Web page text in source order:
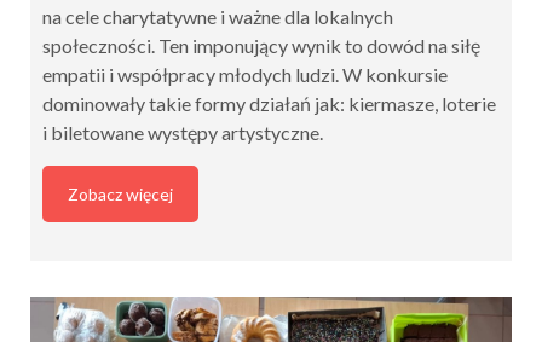
na cele charytatywne i ważne dla lokalnych
społeczności. Ten imponujący wynik to dowód na siłę
empatii i współpracy młodych ludzi. W konkursie
dominowały takie formy działań jak: kiermasze, loterie
i biletowane występy artystyczne.
Zobacz więcej